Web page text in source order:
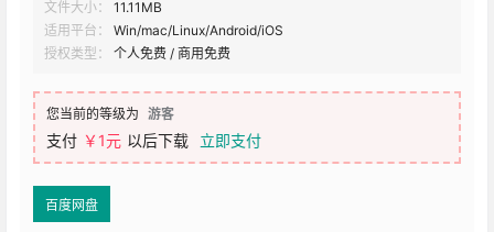
文件大小：
11.11MB
适用平台：
Win/mac/Linux/Android/iOS
授权类型：
个人免费 / 商用免费
您当前的等级为 游客
支付 ￥1元 以后下载 立即支付
百度网盘